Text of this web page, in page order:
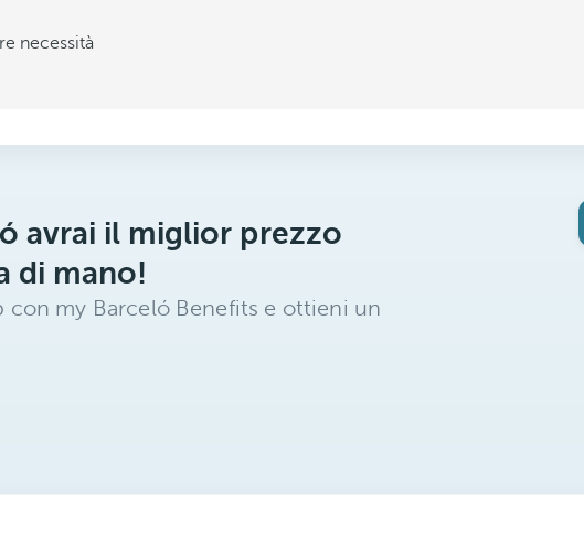
necessità
avrai il miglior prezzo
di mano!
con my Barceló Benefits e ottieni un